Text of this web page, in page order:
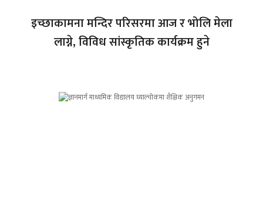
इच्छाकामना मन्दिर परिसरमा आज र भोलि मेला
लाग्ने, विविध सांस्कृतिक कार्यक्रम हुने